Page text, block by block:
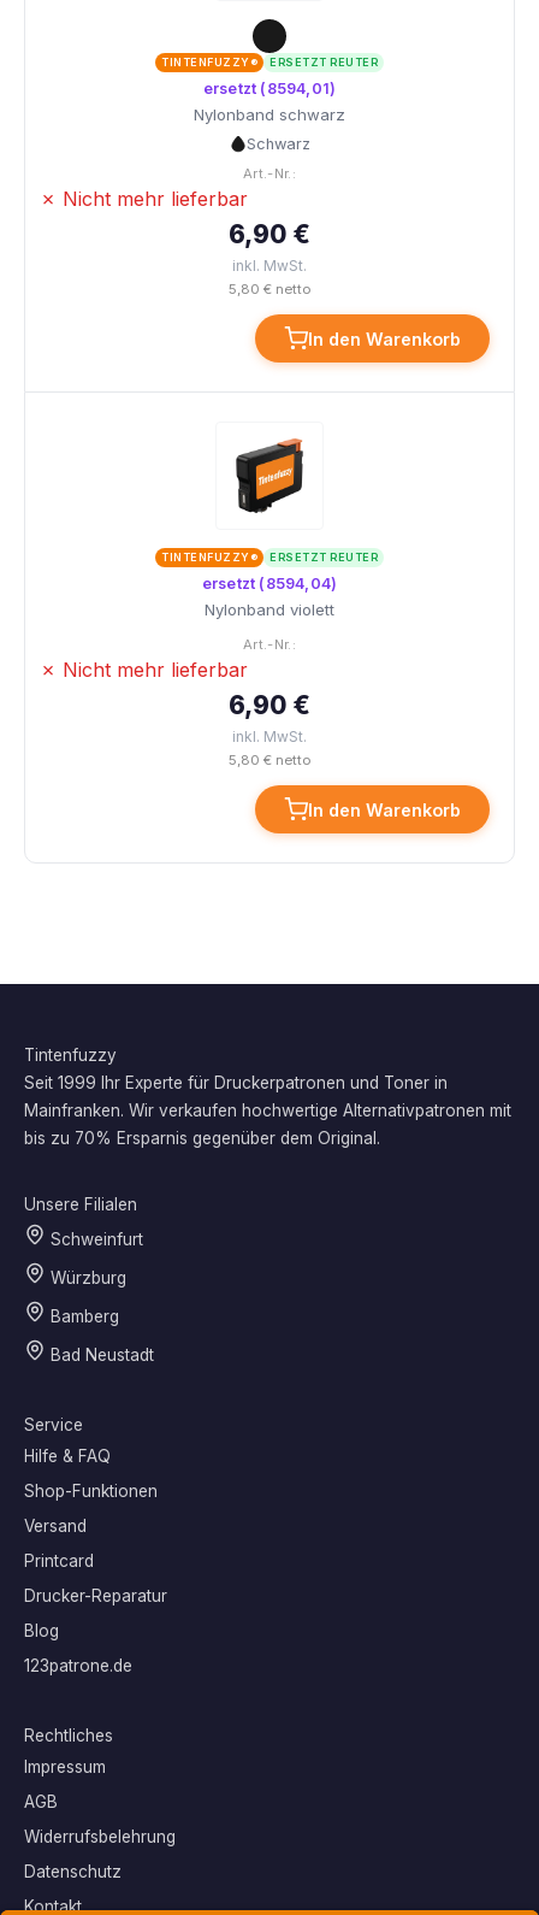
TINTENFUZZY® ERSETZT REUTER
ersetzt (8594,01)
Nylonband schwarz
Schwarz
Art.-Nr.:
✗ Nicht mehr lieferbar
6,90 €
inkl. MwSt.
5,80 € netto
In den Warenkorb
TINTENFUZZY® ERSETZT REUTER
ersetzt (8594,04)
Nylonband violett
Art.-Nr.:
✗ Nicht mehr lieferbar
6,90 €
inkl. MwSt.
5,80 € netto
In den Warenkorb
Tintenfuzzy
Seit 1999 Ihr Experte für Druckerpatronen und Toner in
Mainfranken. Wir verkaufen hochwertige Alternativpatronen mit
bis zu 70% Ersparnis gegenüber dem Original.
Unsere Filialen
Schweinfurt
Würzburg
Bamberg
Bad Neustadt
Service
Hilfe & FAQ
Shop-Funktionen
Versand
Printcard
Drucker-Reparatur
Blog
123patrone.de
Rechtliches
Impressum
AGB
Widerrufsbelehrung
Datenschutz
Kontakt